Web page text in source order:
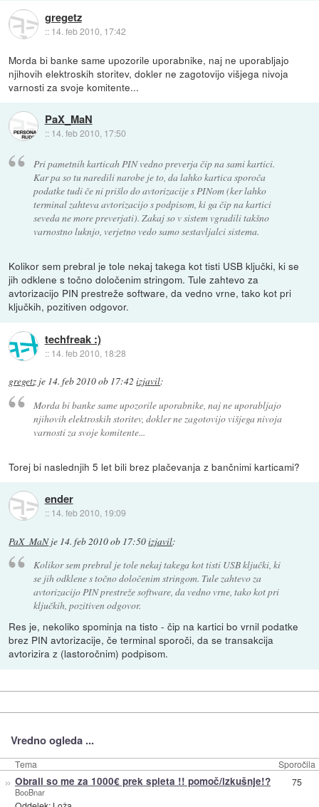
gregetz
:: 14. feb 2010, 17:42
Morda bi banke same upozorile uporabnike, naj ne uporabljajo
njihovih elektroskih storitev, dokler ne zagotovijo višjega nivoja
varnosti za svoje komitente...
PaX_MaN
:: 14. feb 2010, 17:50
Pri pametnih karticah PIN vedno preverja čip na sami kartici.
Kar pa so tu naredili narobe je to, da lahko kartica sporoča
podatke tudi če ni prišlo do avtorizacije s PINom (ker lahko
terminal zahteva avtorizacijo s podpisom, ki ga čip na kartici
seveda ne more preverjati). Zakaj so v sistem vgradili takšno
varnostno luknjo, verjetno vedo samo sestavljalci sistema.
Kolikor sem prebral je tole nekaj takega kot tisti USB ključki, ki se
jih odklene s točno določenim stringom. Tule zahtevo za
avtorizacijo PIN prestreže software, da vedno vrne, tako kot pri
ključkih, pozitiven odgovor.
techfreak :)
:: 14. feb 2010, 18:28
gregetz je 14. feb 2010 ob 17:42 izjavil:
Morda bi banke same upozorile uporabnike, naj ne uporabljajo
njihovih elektroskih storitev, dokler ne zagotovijo višjega nivoja
varnosti za svoje komitente...
Torej bi naslednjih 5 let bili brez plačevanja z bančnimi karticami?
ender
:: 14. feb 2010, 19:09
PaX_MaNje 14. feb 2010 ob 17:50izjavil:
Kolikor sem prebral je tole nekaj takega kot tisti USB ključki, ki
se jih odklene s točno določenim stringom. Tule zahtevo za
avtorizacijo PIN prestreže software, da vedno vrne, tako kot pri
ključkih, pozitiven odgovor.
Res je, nekoliko spominja na tisto - čip na kartici bo vrnil podatke
brez PIN avtorizacije, če terminal sporoči, da se transakcija
avtorizira z (lastoročnim) podpisom.
Vredno ogleda ...
Tema Sporočila
» Obrali so me za 1000€ prek spleta !! pomoč/izkušnje!?
BooBnar
75